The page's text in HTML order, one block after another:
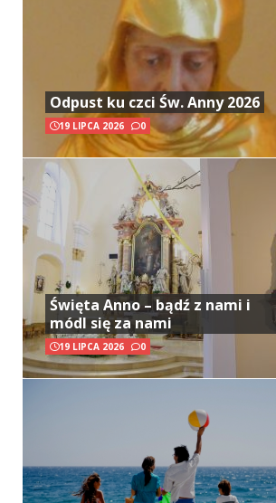
Odpust ku czci Św. Anny 2026
19 LIPCA 2026 0
Święta Anno – bądź z nami i
módl się za nami
19 LIPCA 2026 0